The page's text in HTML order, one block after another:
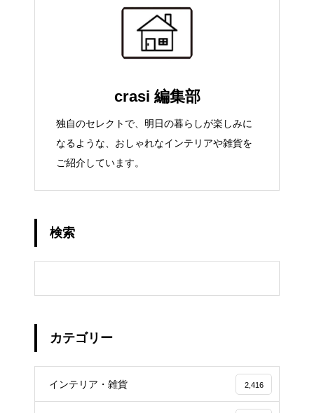
crasi 編集部
独自のセレクトで、明日の暮らしが楽しみに
なるような、おしゃれなインテリアや雑貨を
ご紹介しています。
検索
カテゴリー
インテリア・雑貨 2,416